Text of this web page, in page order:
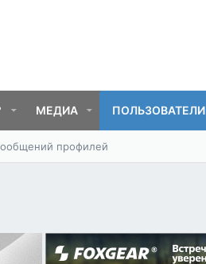
МЕДИА ПОЛЬЗОВАТЕЛИ
профилей